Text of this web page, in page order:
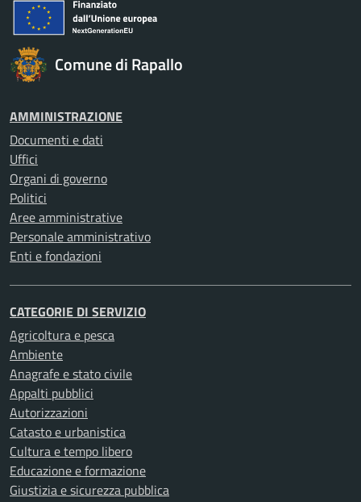
Comune di Rapallo
AMMINISTRAZIONE
Documenti e dati
Uffici
Organi di governo
Politici
Aree amministrative
Personale amministrativo
Enti e fondazioni
CATEGORIE DI SERVIZIO
Agricoltura e pesca
Ambiente
Anagrafe e stato civile
Appalti pubblici
Autorizzazioni
Catasto e urbanistica
Cultura e tempo libero
Educazione e formazione
Giustizia e sicurezza pubblica